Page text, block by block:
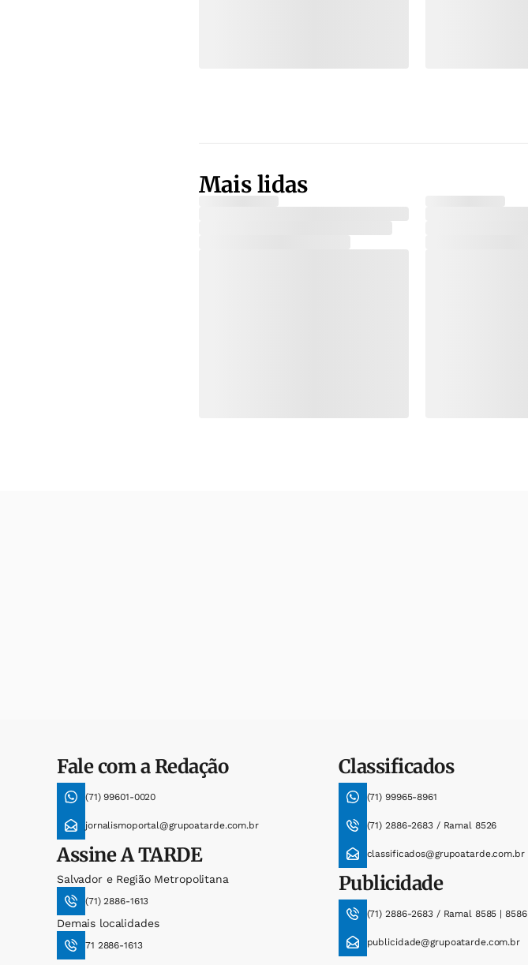
Mais lidas
Fale com a Redação
(71) 99601-0020
jornalismoportal@grupoatarde.com.br
AssineA TARDE
Salvador e Região Metropolitana
(71) 2886-1613
Demais localidades
71 2886-1613
Classificados
(71) 99965-8961
(71) 2886-2683 / Ramal 8526
classificados@grupoatarde.com.br
Publicidade
(71) 2886-2683 / Ramal 8585 | 8586
publicidade@grupoatarde.com.br